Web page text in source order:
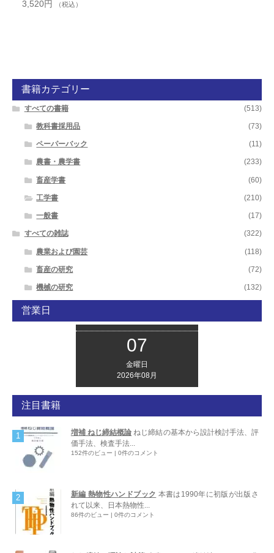
3,520円 （税込）
書籍カテゴリー
すべての書籍 (513)
教科書採用品 (73)
ペーパーバック (11)
農書・農学書 (233)
畜産学書 (60)
工学書 (210)
一般書 (17)
すべての雑誌 (322)
農業および園芸 (118)
畜産の研究 (72)
機械の研究 (132)
営業日
07
金曜日
2026年08月
注目書籍
増補 ねじ締結概論 ねじ締結の基本から設計検討手法、評
価手法、検査手法...
152件のビュー | 0件のコメント
新編 熱物性ハンドブック 本書は1990年に初版が出版さ
れて以来、日本熱物性...
86件のビュー | 0件のコメント